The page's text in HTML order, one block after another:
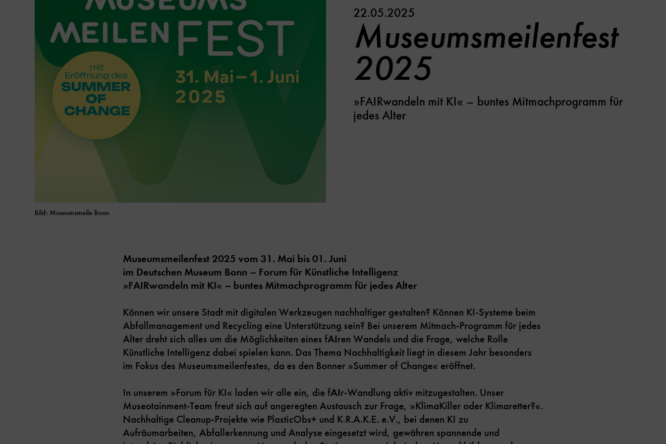
Bild: Museumsmeile Bonn
22.05.2025
Museumsmeilenfest
2025
»FAIRwandeln mit KI« – buntes Mitmachprogramm für
jedes Alter
Museumsmeilenfest 2025 vom 31. Mai bis 01. Juni
im Deutschen Museum Bonn – Forum für Künstliche Intelligenz
»FAIRwandeln mit KI« – buntes Mitmachprogramm für jedes Alter
Können wir unsere Stadt mit digitalen Werkzeugen nachhaltiger gestalten? Können KI-Systeme beim
Abfallmanagement und Recycling eine Unterstützung sein? Bei unserem Mitmach-Programm für jedes
Alter dreht sich alles um die Möglichkeiten eines fAIren Wandels und die Frage, welche Rolle
Künstliche Intelligenz dabei spielen kann. Das Thema Nachhaltigkeit liegt in diesem Jahr besonders
im Fokus des Museumsmeilenfestes, da es den Bonner »Summer of Change« eröffnet.
In unserem »Forum für KI« laden wir alle ein, die fAIr-Wandlung aktiv mitzugestalten. Unser
Museotainment-Team freut sich auf angeregten Austausch zur Frage, »KlimaKiller oder Klimaretter?«.
Nachhaltige Cleanup-Projekte wie PlasticObs+ und K.R.A.K.E. e.V., bei denen KI zu
Aufräumarbeiten, Abfallerkennung und Analyse eingesetzt wird, gewähren spannende und